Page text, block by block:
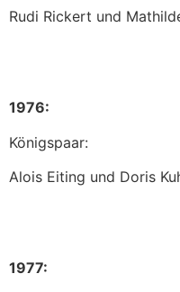
Rudi Rickert und
1976:
Königspaar:
Alois Eiting und Doris
1977: